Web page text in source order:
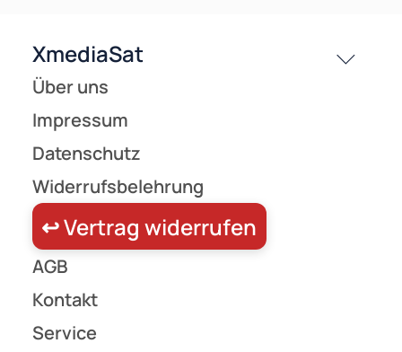
Zahlungsarten
Unsere Leistungen